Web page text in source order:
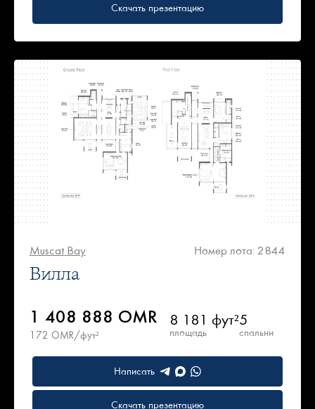
Скачать презентацию
Muscat Bay Номер лота: 2844
Вилла
1 408 888 OMR
172 OMR/фут²
8 181 фут²
площадь
5
спальни
Написать
Скачать презентацию